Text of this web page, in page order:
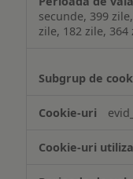
secunde, 399
zile, 182 zile,